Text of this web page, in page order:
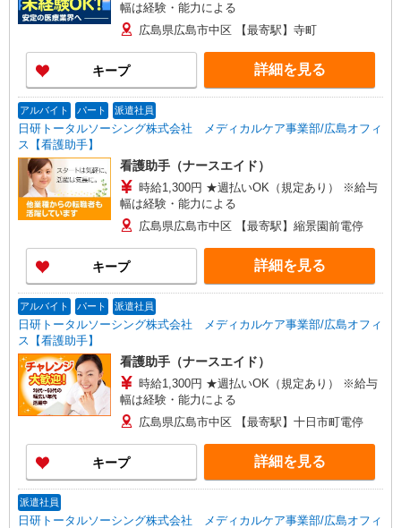
幅は経験・能力による
広島県広島市中区 【最寄駅】寺町
キープ 詳細を見る
アルバイト パート 派遣社員
日研トータルソーシング株式会社 メディカルケア事業部/広島オフィ
ス【看護助手】
看護助手（ナースエイド）
時給1,300円 ★週払いOK（規定あり） ※給与
幅は経験・能力による
広島県広島市中区 【最寄駅】縮景園前電停
キープ 詳細を見る
アルバイト パート 派遣社員
日研トータルソーシング株式会社 メディカルケア事業部/広島オフィ
ス【看護助手】
看護助手（ナースエイド）
時給1,300円 ★週払いOK（規定あり） ※給与
幅は経験・能力による
広島県広島市中区 【最寄駅】十日市町電停
キープ 詳細を見る
派遣社員
日研トータルソーシング株式会社 メディカルケア事業部/広島オフィ